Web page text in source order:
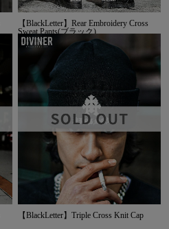
【BlackLetter】Rear Embroidery Cross
Sweat Pants(ブラック)
【BlackLetter】Triple Cross Knit Cap